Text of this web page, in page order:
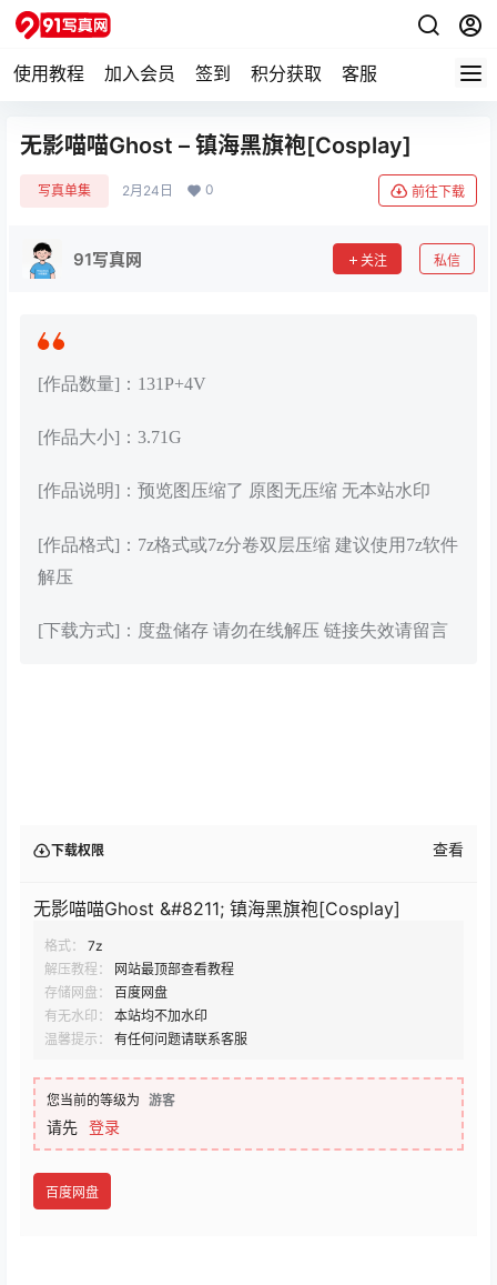
使用教程 加入会员 签到 积分获取 客服
无影喵喵Ghost – 镇海黑旗袍[Cosplay]
写真单集 2月24日 0 前往下载
91写真网 关注 私信
[作品数量]：131P+4V
[作品大小]：3.71G
[作品说明]：预览图压缩了 原图无压缩 无本站水印
[作品格式]：7z格式或7z分卷双层压缩 建议使用7z软件
解压
[下载方式]：度盘储存 请勿在线解压 链接失效请留言
下载权限 查看
无影喵喵Ghost &#8211; 镇海黑旗袍[Cosplay]
格式：
7z
解压教程：
网站最顶部查看教程
存储网盘：
百度网盘
有无水印：
本站均不加水印
温馨提示：
有任何问题请联系客服
您当前的等级为 游客
请先 登录
百度网盘